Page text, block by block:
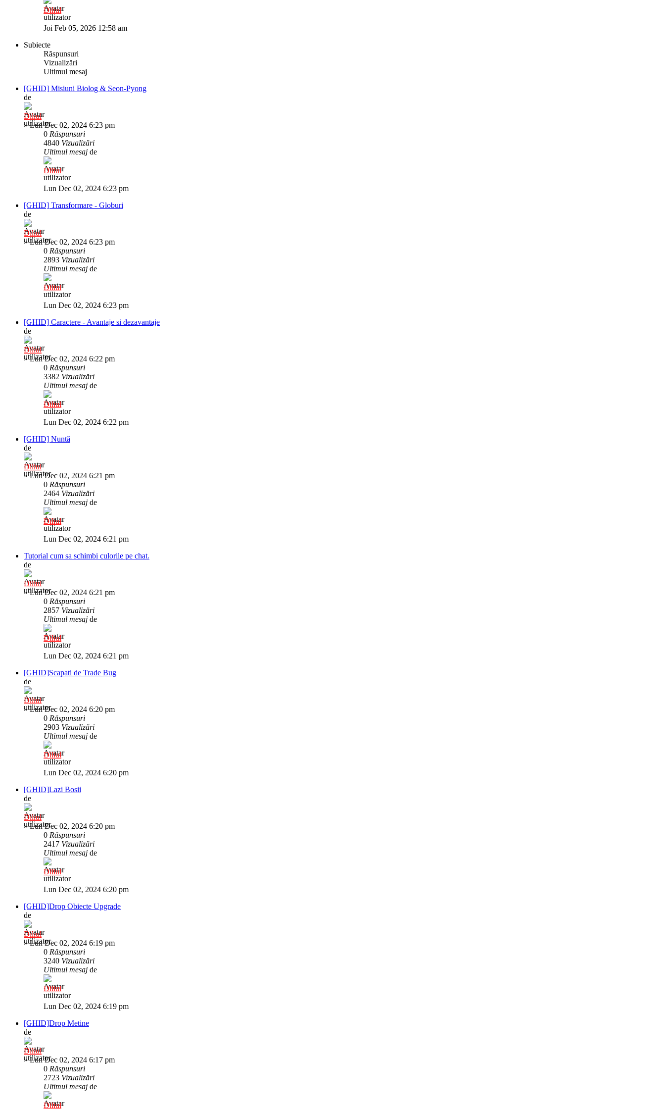
Diliul
Joi Feb 05, 2026 12:58 am
Subiecte
Răspunsuri
Vizualizări
Ultimul mesaj
[GHID] Misiuni Biolog & Seon-Pyong
de
Diliul
»Lun Dec 02, 2024 6:23 pm
0 Răspunsuri
4840 Vizualizări
Ultimul mesaj de
Diliul
Lun Dec 02, 2024 6:23 pm
[GHID] Transformare - Globuri
de
Diliul
»Lun Dec 02, 2024 6:23 pm
0 Răspunsuri
2893 Vizualizări
Ultimul mesaj de
Diliul
Lun Dec 02, 2024 6:23 pm
[GHID] Caractere - Avantaje si dezavantaje
de
Diliul
»Lun Dec 02, 2024 6:22 pm
0 Răspunsuri
3382 Vizualizări
Ultimul mesaj de
Diliul
Lun Dec 02, 2024 6:22 pm
[GHID] Nuntă
de
Diliul
»Lun Dec 02, 2024 6:21 pm
0 Răspunsuri
2464 Vizualizări
Ultimul mesaj de
Diliul
Lun Dec 02, 2024 6:21 pm
Tutorial cum sa schimbi culorile pe chat.
de
Diliul
»Lun Dec 02, 2024 6:21 pm
0 Răspunsuri
2857 Vizualizări
Ultimul mesaj de
Diliul
Lun Dec 02, 2024 6:21 pm
[GHID]Scapati de Trade Bug
de
Diliul
»Lun Dec 02, 2024 6:20 pm
0 Răspunsuri
2903 Vizualizări
Ultimul mesaj de
Diliul
Lun Dec 02, 2024 6:20 pm
[GHID]Lazi Bosii
de
Diliul
»Lun Dec 02, 2024 6:20 pm
0 Răspunsuri
2417 Vizualizări
Ultimul mesaj de
Diliul
Lun Dec 02, 2024 6:20 pm
[GHID]Drop Obiecte Upgrade
de
Diliul
»Lun Dec 02, 2024 6:19 pm
0 Răspunsuri
3240 Vizualizări
Ultimul mesaj de
Diliul
Lun Dec 02, 2024 6:19 pm
[GHID]Drop Metine
de
Diliul
»Lun Dec 02, 2024 6:17 pm
0 Răspunsuri
2723 Vizualizări
Ultimul mesaj de
Diliul